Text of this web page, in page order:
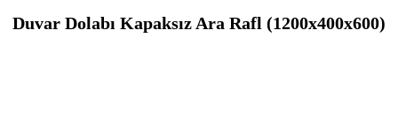
Duvar Dolabı Kapaksız Ara Rafl (1200x400x600)